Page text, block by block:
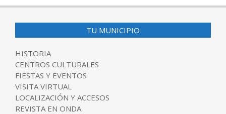
TU MUNICIPIO
HISTORIA
CENTROS CULTURALES
FIESTAS Y EVENTOS
VISITA VIRTUAL
LOCALIZACIÓN Y ACCESOS
REVISTA EN ONDA